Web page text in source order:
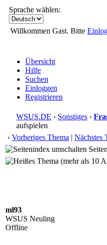
Sprache wählen:
Willkommen Gast. Bitte
Übersicht
Hilfe
Suchen
Einloggen
Registrieren
WSUS.DE › Sonstiges ›
aufspielen
‹ Vorheriges Thema | Nächstes
ml93
WSUS Neuling
Offline